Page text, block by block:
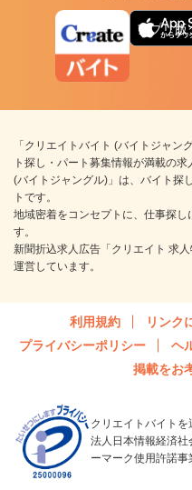
アプリ版
「クリエイトバイト (バイトジャン
ト探し・パート募集情報が満載の
(バイトジャングル)」は、バイト探
トです。
地域密着をコンセプトに、仕事探
す。
新聞折込求人広告「クリエイト 求
運営しています。
利用規約 リンク
プライバシーポリシー
ヘ
掲載をお
クリエイトバイト
法人日本情報経済
ーマーク使用許諾事